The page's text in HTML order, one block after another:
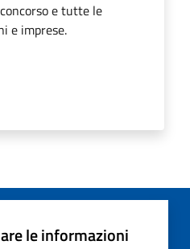
e tutte le
e imprese.
le informazioni